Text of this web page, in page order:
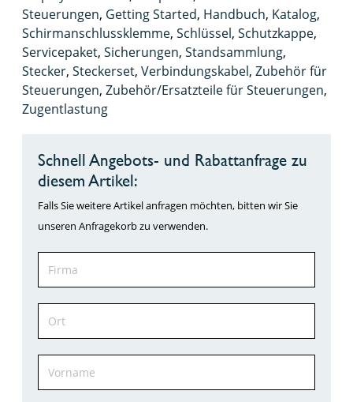
Steuerungen, Getting Started, Handbuch, Katalog,
Schirmanschlussklemme, Schlüssel, Schutzkappe,
Servicepaket, Sicherungen, Standsammlung,
Stecker, Steckerset, Verbindungskabel, Zubehör für
Steuerungen, Zubehör/Ersatzteile für Steuerungen,
Zugentlastung
Schnell Angebots- und Rabattanfrage zu
diesem Artikel:
Falls Sie weitere Artikel anfragen möchten, bitten wir Sie
unseren Anfragekorb zu verwenden.